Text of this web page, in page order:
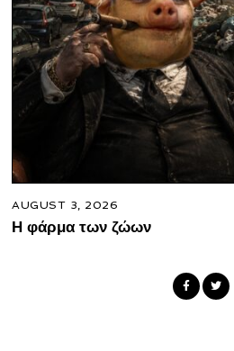
AUGUST 3, 2026
Η φάρμα των ζώων